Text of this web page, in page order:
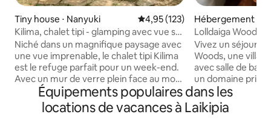
Tiny house ⋅ Nanyuki Évaluation moyenne sur la
4,95 (123)
Kilima, chalet tipi - glamping avec vue sur
le mont Kenya
Niché dans un magnifique paysage avec
une vue imprenable, le chalet tipi Kilima
est le refuge parfait pour un week-end.
Avec un mur de verre plein face au mont
Kenya et aux étoiles, une cuisine
extérieure et une salle de bains
privative, vous bénéficiez d'un confort
Hébergement ⋅
Lolldaiga Woods :
Vivez un séjour
Woods, une villa
avec salle de
un domaine privé
au Kenya, offrant
imprenable sur le
collines de
Équipements populaires dans les
locations de vacances à Laikipia